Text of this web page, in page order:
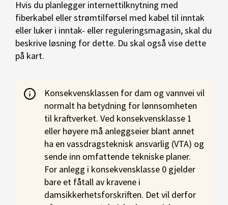
Hvis du planlegger internettilknytning med
fiberkabel eller strømtilførsel med kabel til inntak
eller luker i inntak- eller reguleringsmagasin, skal du
beskrive løsning for dette. Du skal også vise dette
på kart.
Konsekvensklassen for dam og vannvei vil
normalt ha betydning for lønnsomheten
til kraftverket. Ved konsekvensklasse 1
eller høyere må anleggseier blant annet
ha en vassdragsteknisk ansvarlig (VTA) og
sende inn omfattende tekniske planer.
For anlegg i konsekvensklasse 0 gjelder
bare et fåtall av kravene i
damsikkerhetsforskriften. Det vil derfor